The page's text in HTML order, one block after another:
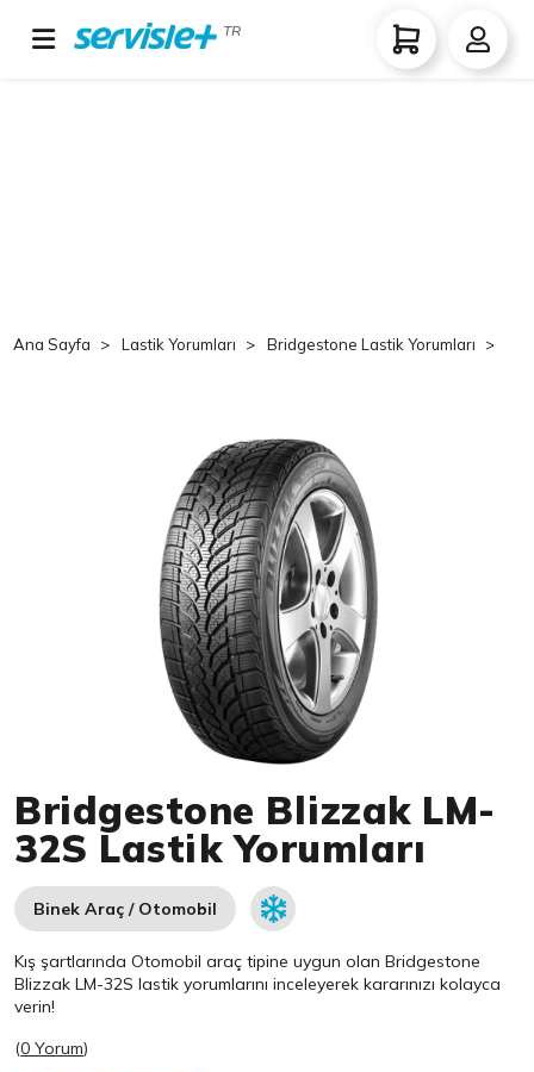
TR
Ana Sayfa Lastik Yorumları Bridgestone Lastik Yorumları
Bridgestone Blizzak LM-
32S Lastik Yorumları
Binek Araç / Otomobil
Kış şartlarında Otomobil araç tipine uygun olanBridgestone
Blizzak LM-32S lastik yorumlarını inceleyerek kararınızı kolayca
verin!
(0 Yorum)